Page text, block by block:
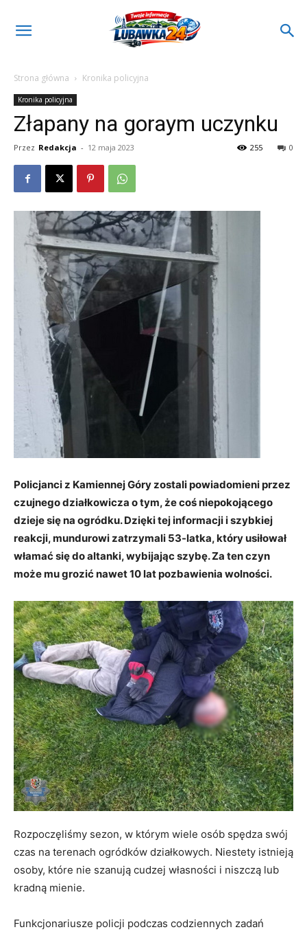
Strona główna Kronika policyjna
Kronika policyjna
Złapany na goraym uczynku
Przez Redakcja - 12 maja 2023 0
255
Policjanci z Kamiennej Góry zostali powiadomieni przez
czujnego działkowicza o tym, że coś niepokojącego
dzieje się na ogródku. Dzięki tej informacji i szybkiej
reakcji, mundurowi zatrzymali 53-latka, który usiłował
włamać się do altanki, wybijając szybę. Za ten czyn
może mu grozić nawet 10 lat pozbawienia wolności.
Rozpoczęliśmy sezon, w którym wiele osób spędza swój
czas na terenach ogródków działkowych. Niestety istnieją
osoby, które nie szanują cudzej własności i niszczą lub
kradną mienie.
Funkcjonariusze policji podczas codziennych zadań